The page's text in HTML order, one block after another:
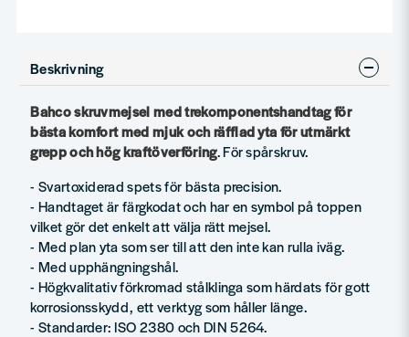
Beskrivning
Bahco skruvmejsel med trekomponentshandtag för
bästa komfort med mjuk och räfflad yta för utmärkt
grepp och hög kraftöverföring. För spårskruv.
- Svartoxiderad spets för bästa precision.
- Handtaget är färgkodat och har en symbol på toppen
vilket gör det enkelt att välja rätt mejsel.
- Med plan yta som ser till att den inte kan rulla iväg.
- Med upphängningshål.
- Högkvalitativ förkromad stålklinga som härdats för gott
korrosionsskydd, ett verktyg som håller länge.
- Standarder: ISO 2380 och DIN 5264.